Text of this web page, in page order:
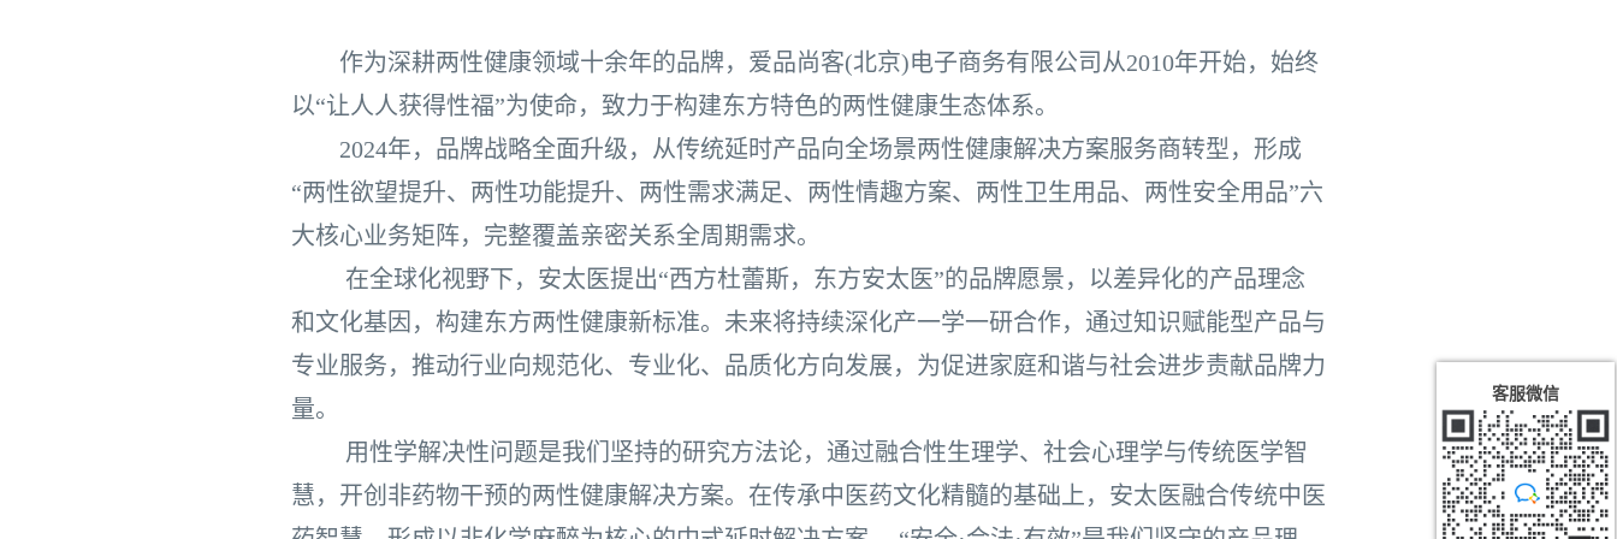
作为深耕两性健康领域十余年的品牌，爱品尚客(北京)电子商务有限公司从2010年开始，始终
以“让人人获得性福”为使命，致力于构建东方特色的两性健康生态体系。
2024年，品牌战略全面升级，从传统延时产品向全场景两性健康解决方案服务商转型，形成
“两性欲望提升、两性功能提升、两性需求满足、两性情趣方案、两性卫生用品、两性安全用品”六
大核心业务矩阵，完整覆盖亲密关系全周期需求。
在全球化视野下，安太医提出“西方杜蕾斯，东方安太医”的品牌愿景，以差异化的产品理念
和文化基因，构建东方两性健康新标准。未来将持续深化产一学一研合作，通过知识赋能型产品与
专业服务，推动行业向规范化、专业化、品质化方向发展，为促进家庭和谐与社会进步责献品牌力
量。
用性学解决性问题是我们坚持的研究方法论，通过融合性生理学、社会心理学与传统医学智
慧，开创非药物干预的两性健康解决方案。在传承中医药文化精髓的基础上，安太医融合传统中医
客服微信